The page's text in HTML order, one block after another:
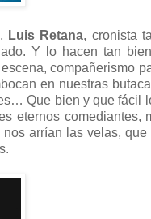
, Luis Retana, cronista
Y lo hacen tan
compañerismo
en nuestras
Que bien y que fácil
eternos comediantes,
arrían las velas,